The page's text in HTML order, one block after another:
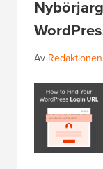
Av Redaktionen